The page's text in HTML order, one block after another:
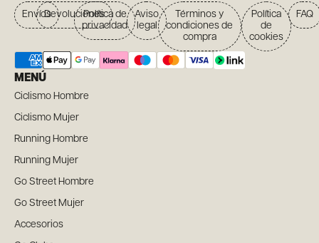
EnvíosDevolucionesPolítica de
privacidad
Aviso
legal
Términos y
condiciones de
compra
Política
de
cookies
FAQ
MENÚ
Ciclismo Hombre
Ciclismo Mujer
Running Hombre
Running Mujer
Go Street Hombre
Go Street Mujer
Accesorios